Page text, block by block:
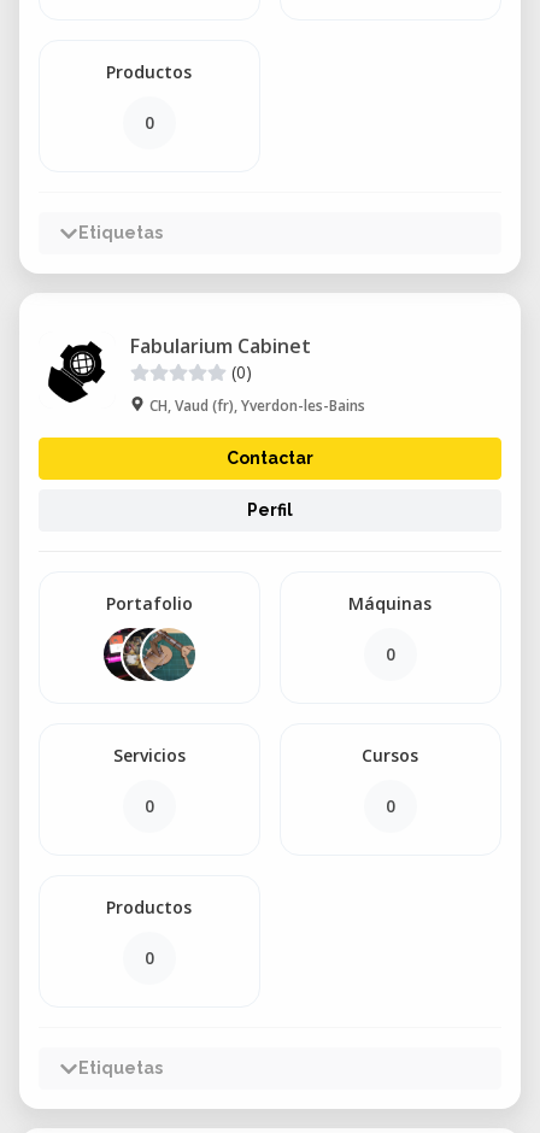
Productos
0
Etiquetas
Fabularium Cabinet
(0)
CH, Vaud (fr), Yverdon-les-Bains
Contactar
Perfil
Portafolio Máquinas
0
Servicios
0
Cursos
0
Productos
0
Etiquetas